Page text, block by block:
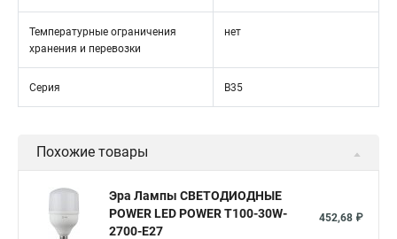
Температурные ограничения
хранения и перевозки
нет
Серия B35
Похожие товары
Эра Лампы СВЕТОДИОДНЫЕ
POWER LED POWER T100-30W-
2700-E27
452,68 ₽